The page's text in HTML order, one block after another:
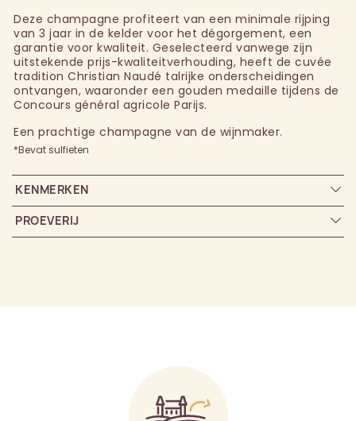
Deze champagne profiteert van een minimale rijping
van 3 jaar in de kelder voor het dégorgement, een
garantie voor kwaliteit. Geselecteerd vanwege zijn
uitstekende prijs-kwaliteitverhouding, heeft de cuvée
tradition Christian Naudé talrijke onderscheidingen
ontvangen, waaronder een gouden medaille tijdens de
Concours général agricole Parijs.
Een prachtige champagne van de wijnmaker.
*Bevat sulfieten
KENMERKEN
PROEVERIJ